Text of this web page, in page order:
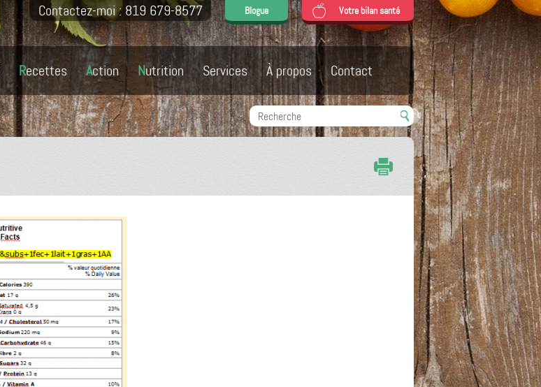
Votre bilan santé
Blogue
Contactez-moi : 819 679-8577
Recettes Action Nutrition Services À propos Contact